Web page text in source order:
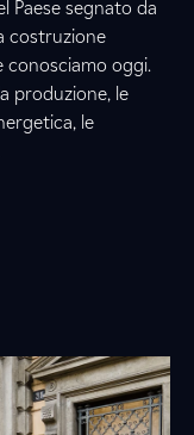
Paese segnato da
costruzione
conosciamo oggi.
produzione, le
le